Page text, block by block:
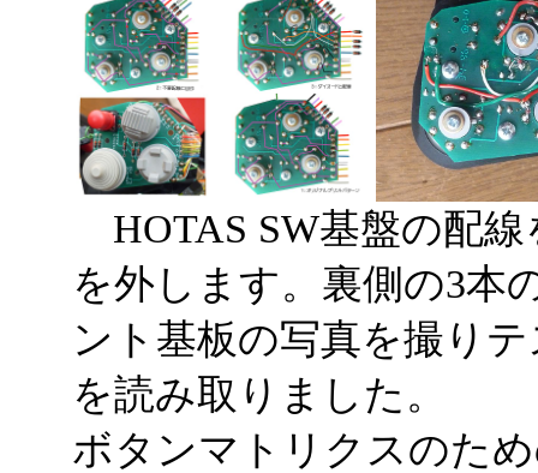
HOTAS SW基盤の配
を外します。裏側の3本
ント基板の写真を撮り
を読み取りました。
ボタンマトリクスのた